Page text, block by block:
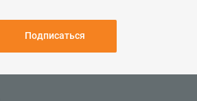
Подписаться